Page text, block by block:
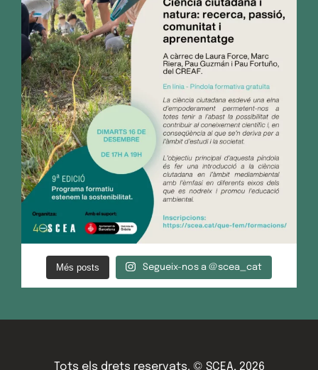
Més posts Segueix-nos a @scea_cat
Tots els drets reservats. © SCEA, 2026